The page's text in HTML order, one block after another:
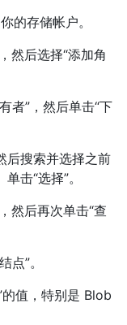
的存储帐户。
然后选择“添加角
者”，然后单击“下
后搜索并选择之前
击“选择”。
然后再次单击“查
点”。
值，特别是 Blob